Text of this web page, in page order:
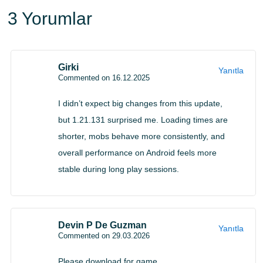
dokuları
Add-on yüklendiğinde veya bir sunucu bağlantısı
Artık doğru şekilde çiziliyor. Aynı daldaki eski dosyalar
Minecraft PE 1.21 sürümleri
bölümünde duruyor.
Minecraft 1.21.131 APK
dosya bilgileri
3 Yorumlar
Girki
Commented on 16.12.2025
I didn’t expect big changes from this update,
but 1.21.131 surprised me. Loading times are
shorter, mobs behave more consistently, and
overall performance on Android feels more
stable during long play sessions.
Yanıtla
Devin P De Guzman
Commented on 29.03.2026
Yanıtla